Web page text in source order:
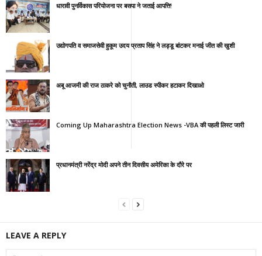
धारावी पुनर्विकास परियोजना पर बसपा ने जताई आपत्ति!
उद्योगपति व समाजसेवी हुकूम उदय प्रताप सिंह ने लड्डू बांटकर मनाई जीत की खुशी
अबू आजमी की राज ठाकरे को चुनौती, लाउड स्पीकर हटाकर दिखाओ
Coming Up Maharashtra Election News -VBA की पहली लिस्ट जारी
प्रधानमंत्री नरेंद्र मोदी अपने तीन दिवसीय अमेरिका के दौरे पर
LEAVE A REPLY